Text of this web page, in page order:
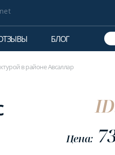
БЛОГ
в районе Авсаллар
Цена: